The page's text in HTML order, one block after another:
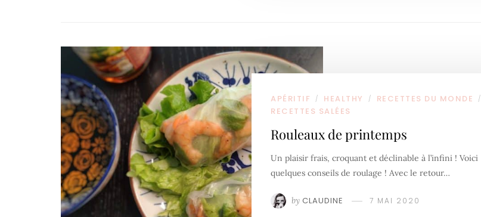
APÉRITIF / HEALTHY / RECETTES DU MONDE /
RECETTES SALÉES
Rouleaux de printemps
Un plaisir frais, croquant et déclinable à l’infini ! Voici
quelques conseils de roulage ! Avec le retour…
by CLAUDINE 7 MAI 2020